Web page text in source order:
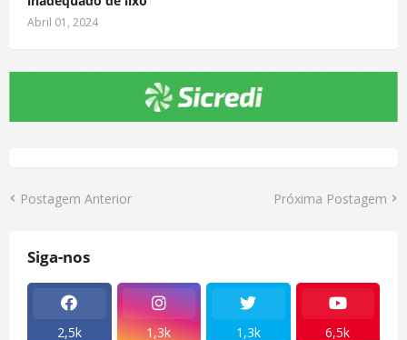
Abril 01, 2024
Postagem Anterior Próxima Postagem
Siga-nos
2,5k 1,3k 1,3k 6,5k